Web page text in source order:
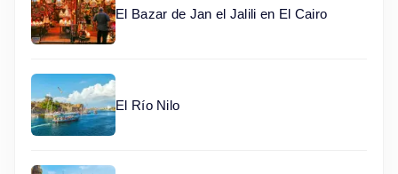
El Bazar de Jan el Jalili en El Cairo
El Río Nilo